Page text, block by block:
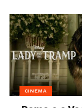
CINEMA